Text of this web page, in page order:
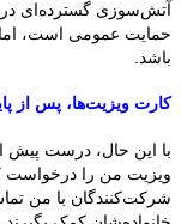
آتش‌سوزی گسترده‌ای در
حمایت عمومی است،
باشد.
کارت ویزیت‌ها، پس از
با این حال، درست پیش
ویزیت من را درخواست
شرکت‌کنندگان با من